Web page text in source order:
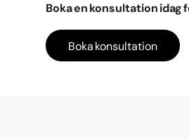
Boka en konsultation idag
Boka konsultation